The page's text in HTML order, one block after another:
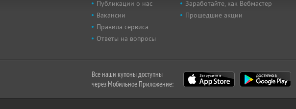
Публикации о нас
Вакансии
Правила сервиса
Ответы на вопросы
Заработайте, как Вебмастер
Прошедшие акции
Все наши купоны доступны
через Мобильное Приложение: